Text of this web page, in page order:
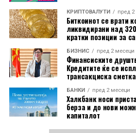
КРИПТОВАЛУТИ пред
Биткоинот се врати
ликвидирани над
кратки позиции за
БИЗНИС пред 2 месеци
Финансиските
Кредитите ќе се
трансакциска сметка
БАНКИ пред 2 месеци
Халкбанк носи
берза и до нови
капиталот